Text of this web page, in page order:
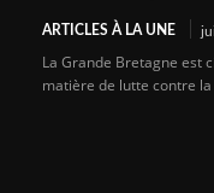
ARTICLES À LA UNE
La Grande Bretagne est
matière de lutte contre